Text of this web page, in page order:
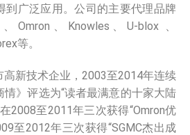
到广泛应用。公司的主要代理品牌
Omron、Knowles、U-blox 、
等。
高新技术企业，2003至2014年连续
》评选为“读者最满意的十家大陆
2008至2011年三次获得“Omron优
至2012年三次获得“SGMC杰出成